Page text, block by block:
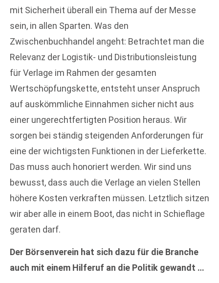
mit Sicherheit überall ein Thema auf der Messe
sein, in allen Sparten. Was den
Zwischenbuchhandel angeht: Betrachtet man die
Relevanz der Logistik- und Distributionsleistung
für Verlage im Rahmen der gesamten
Wertschöpfungskette, entsteht unser Anspruch
auf auskömmliche Einnahmen sicher nicht aus
einer ungerechtfertigten Position heraus. Wir
sorgen bei ständig steigenden Anforderungen für
eine der wichtigsten Funktionen in der Lieferkette.
Das muss auch honoriert werden. Wir sind uns
bewusst, dass auch die Verlage an vielen Stellen
höhere Kosten verkraften müssen. Letztlich sitzen
wir aber alle in einem Boot, das nicht in Schieflage
geraten darf.
Der Börsenverein hat sich dazu für die Branche
auch mit einem Hilferuf an die Politik gewandt …